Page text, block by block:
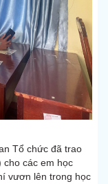
Tổ chức đã trao
cho các em học
vươn lên trong học